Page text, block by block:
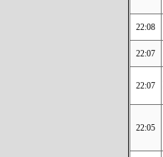
22:08
22:07
22:07
22:05